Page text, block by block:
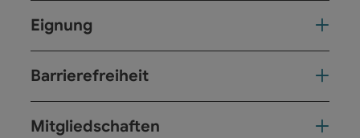
Eignung
Barrierefreiheit
Mitgliedschaften